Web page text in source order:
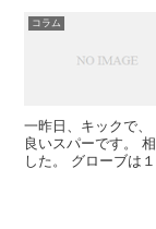
コラム
一昨日、キックで
良いスパーです。
した。 グローブは